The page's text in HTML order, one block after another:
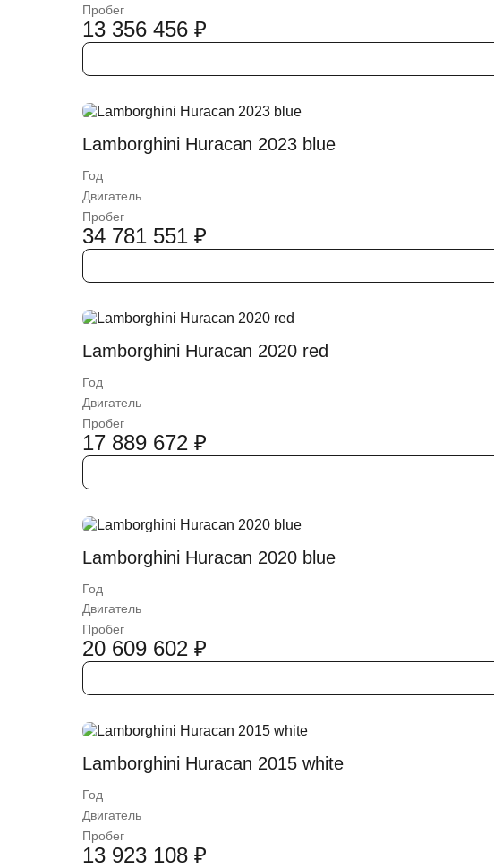
Пробег
13 356 456 ₽
Lamborghini Huracan 2023 blue
Год
Двигатель
Пробег
34 781 551 ₽
Lamborghini Huracan 2020 red
Год
Двигатель
Пробег
17 889 672 ₽
Lamborghini Huracan 2020 blue
Год
Двигатель
Пробег
20 609 602 ₽
Lamborghini Huracan 2015 white
Год
Двигатель
Пробег
13 923 108 ₽